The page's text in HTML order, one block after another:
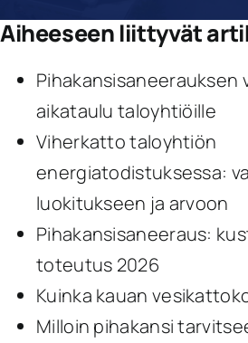
Aiheeseen liittyvät
Pihakansisaneerauksen
aikataulu taloyhtiöille
Viherkatto taloyhtiön
energiatodistuksessa:
luokitukseen ja arvoon
Pihakansisaneeraus:
toteutus 2026
Kuinka kauan
Milloin pihakansi